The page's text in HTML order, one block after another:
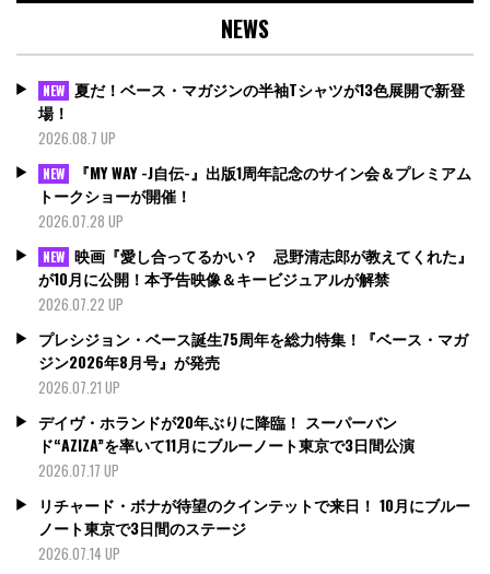
NEWS
NEW 夏だ！ベース・マガジンの半袖Tシャツが13色展開で新登
場！
2026.08.7 UP
NEW
『MY WAY -J自伝-』出版1周年記念のサイン会＆プレミアム
トークショーが開催！
2026.07.28 UP
NEW 映画『愛し合ってるかい？ 忌野清志郎が教えてくれた』
が10月に公開！本予告映像＆キービジュアルが解禁
2026.07.22 UP
プレシジョン・ベース誕生75周年を総力特集！『ベース・マガ
ジン2026年8月号』が発売
2026.07.21 UP
デイヴ・ホランドが20年ぶりに降臨！ スーパーバン
ド“AZIZA”を率いて11月にブルーノート東京で3日間公演
2026.07.17 UP
リチャード・ボナが待望のクインテットで来日！ 10月にブルー
ノート東京で3日間のステージ
2026.07.14 UP